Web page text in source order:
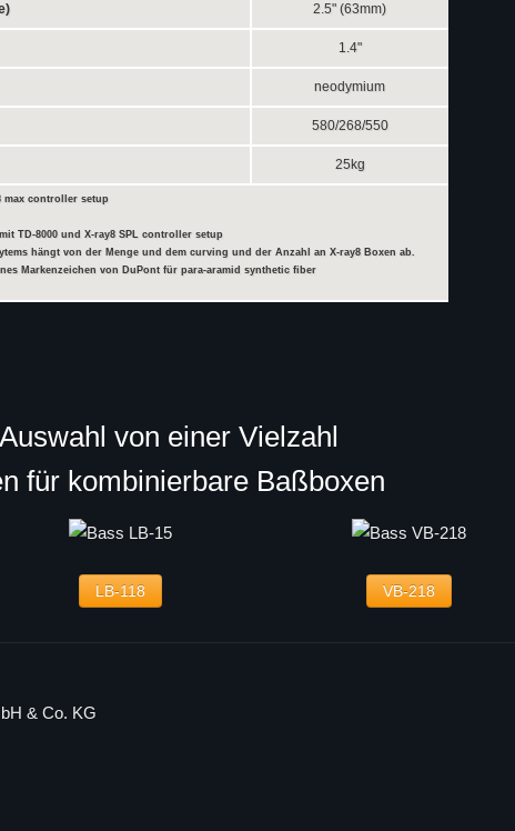
2.5" (63mm)
1.4"
neodymium
580/268/550
25kg
max controller setup
TD-8000 und X-ray8 SPL controller setup
hängt von der Menge und dem curving und der Anzahl an X-ray8 Boxen ab.
Markenzeichen von DuPont für para-aramid synthetic fiber
von einer Vielzahl
für kombinierbare Baßboxen
LB-118 VB-218
& Co. KG